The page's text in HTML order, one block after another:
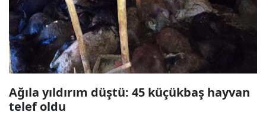
Ağıla yıldırım düştü: 45 küçükbaş hayvan
telef oldu